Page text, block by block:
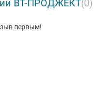
ВТ-ПРОДЖЕКТ(0)
первым!